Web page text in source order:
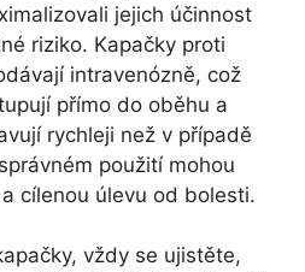
jejich účinnost
riziko. Kapačky proti
intravenózně, což
přímo do oběhu a
rychleji než v případě
použití mohou
cílenou úlevu od bolesti.
vždy se ujistěte,